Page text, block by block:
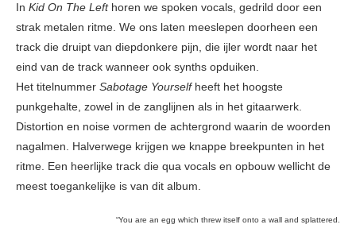
In Kid On The Lefthoren we spoken vocals, gedrild door een
strak metalen ritme. We ons laten meeslepen doorheen een
track die druipt van diepdonkere pijn, die ijler wordt naar het
eind van de track wanneer ook synths opduiken.
Het titelnummer Sabotage Yourself heeft het hoogste
punkgehalte, zowel in de zanglijnen als in het gitaarwerk.
Distortion en noise vormen de achtergrond waarin de woorden
nagalmen. Halverwege krijgen we knappe breekpunten in het
ritme. Een heerlijke track die qua vocals en opbouw wellicht de
meest toegankelijke is van dit album.
“You are an egg which threw itself onto a wall and splattered.